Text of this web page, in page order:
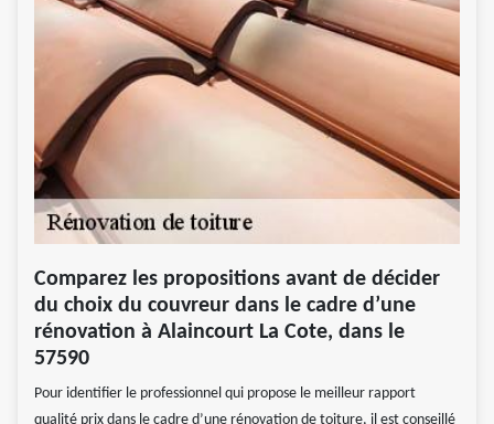
Comparez les propositions avant de décider
du choix du couvreur dans le cadre d’une
rénovation à Alaincourt La Cote, dans le
57590
Pour identifier le professionnel qui propose le meilleur rapport
qualité prix dans le cadre d’une rénovation de toiture, il est conseillé